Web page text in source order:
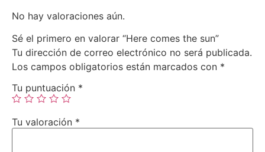
No hay valoraciones aún.
Sé el primero en valorar “Here comes the sun”
Tu dirección de correo electrónico no será publicada.
Los campos obligatorios están marcados con *
Tu puntuación *
Tu valoración *